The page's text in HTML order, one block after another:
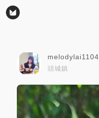
melodylai1104
頭城鎮